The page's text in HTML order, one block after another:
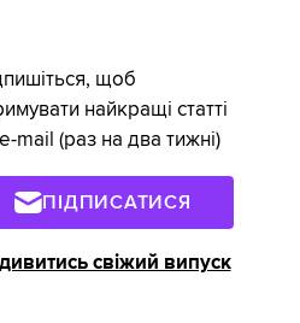
щоб
найкращі статті
mail (раз на два тижні)
ПІДПИСАТИСЯ
свіжий випуск